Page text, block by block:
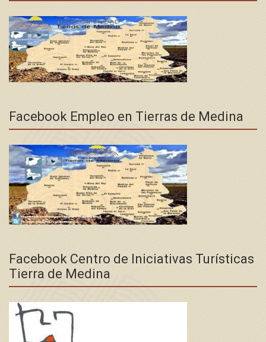
Facebook Empleo en Tierras de Medina
Facebook Centro de Iniciativas Turísticas
Tierra de Medina